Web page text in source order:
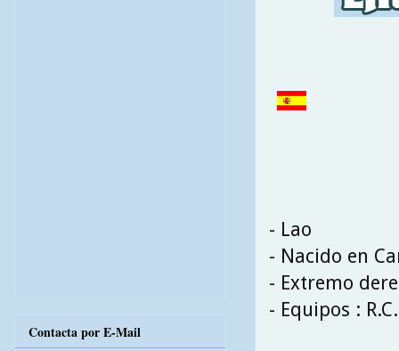
- Lao
- Nacido en
- Extremo
- Equipos :
Contacta por E-Mail